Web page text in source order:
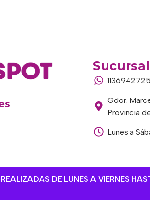
DE LUNES A VIERNES
1136942725
Gdor.
Provincia
Lunes a